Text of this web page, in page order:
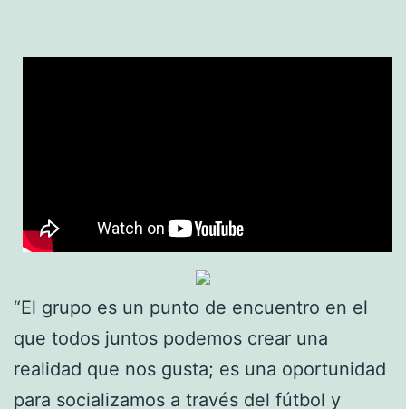
“El grupo es un punto de encuentro en el
que todos juntos podemos crear una
realidad que nos gusta; es una oportunidad
para socializamos a través del fútbol y